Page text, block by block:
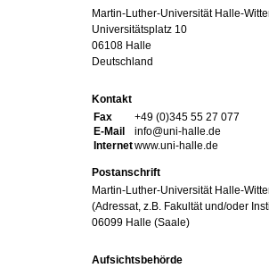
Martin-Luther-Universität Halle-
Universitätsplatz 10
06108 Halle
Deutschland
Kontakt
Fax
+49 (0)345 55 27 077
E-Mail
info@uni-halle.de
Internetwww.uni-halle.de
Postanschrift
Martin-Luther-Universität Halle-
(Adressat, z.B. Fakultät und/oder
06099 Halle (Saale)
Aufsichtsbehörde